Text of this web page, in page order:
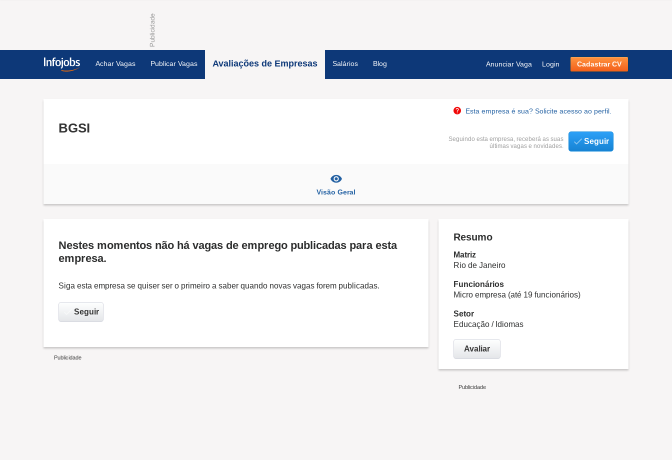
Achar Vagas Publicar Vagas Avaliações de Empresas Salários Blog Anunciar Vaga Login Cadastrar CV
Esta empresa é sua? Solicite acesso ao perfil.
BGSI
Seguindo esta empresa, receberá as suas
últimas vagas e novidades.
Seguir
Visão Geral
Nestes momentos não há vagas de emprego publicadas para esta
empresa.
Siga esta empresa se quiser ser o primeiro a saber quando novas vagas forem publicadas.
Seguir
Resumo
Matriz
Rio de Janeiro
Funcionários
Micro empresa (até 19 funcionários)
Setor
Educação / Idiomas
Avaliar